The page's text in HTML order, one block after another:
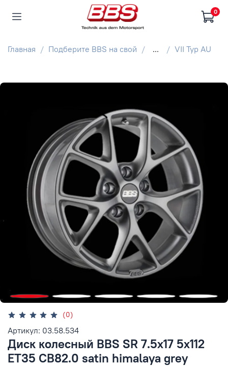
0
Главная Подберите BBS на свой ... VII Typ AU
(0)
Артикул: 03.58.534
Диск колесный BBS SR 7.5x17 5x112
ET35 CB82.0 satin himalaya grey